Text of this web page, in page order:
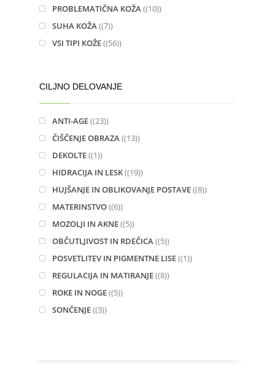
PROBLEMATIČNA KOŽA (10)
SUHA KOŽA (7)
VSI TIPI KOŽE (56)
CILJNO DELOVANJE
ANTI-AGE (23)
ČIŠČENJE OBRAZA (13)
DEKOLTE (1)
HIDRACIJA IN LESK (19)
HUJŠANJE IN OBLIKOVANJE POSTAVE (8)
MATERINSTVO (6)
MOZOLJI IN AKNE (5)
OBČUTLJIVOST IN RDEČICA (5)
POSVETLITEV IN PIGMENTNE LISE (1)
REGULACIJA IN MATIRANJE (8)
ROKE IN NOGE (5)
SONČENJE (3)